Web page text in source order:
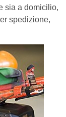
sia a domicilio,
spedizione,